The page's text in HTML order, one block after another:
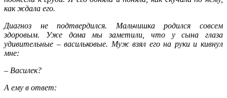
как ждала его.
Диагноз не подтвердился. Мальчишка родился совсем
здоровым. Уже дома мы заметили, что у сына глаза
удивительные – васильковые. Муж взял его на руки и кивнул
мне:
– Василек?
А ему в ответ: